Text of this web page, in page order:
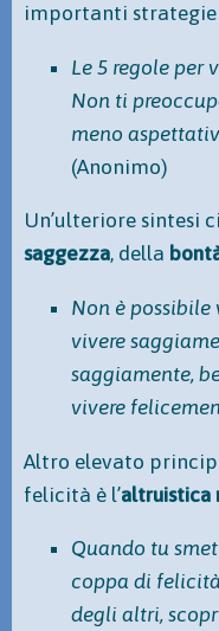
importanti
Le 5 regole per
Non ti
meno
(Anonimo)
Un’ulteriore sintesi
saggezza, della
Non è possibile
vivere
saggiamente,
vivere
Altro elevato
felicità è l’altruistica
Quando tu
coppa di
degli altri,